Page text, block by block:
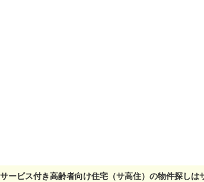
ービス付き高齢者向け住宅（サ高住）の物件探しは